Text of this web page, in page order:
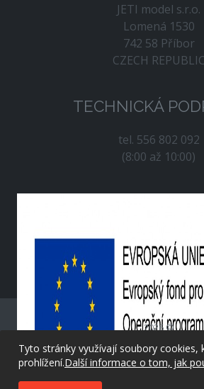
JETI model s.r.o.
Lomená 1530
742 58 Příbor
CZECH REPUBLIC
TECHNICKÁ
tel. 556 802 092
(8:00 až 10:00)
2026 ©
created by
Tyto stránky využívají soubory cookies,
prohlížení.Další informace o tom, jak